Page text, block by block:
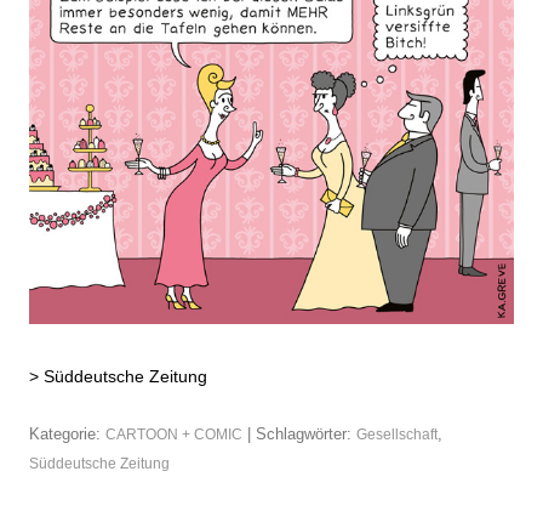
> Süddeutsche Zeitung
Kategorie: CARTOON + COMIC | Schlagwörter: Gesellschaft
Süddeutsche Zeitung